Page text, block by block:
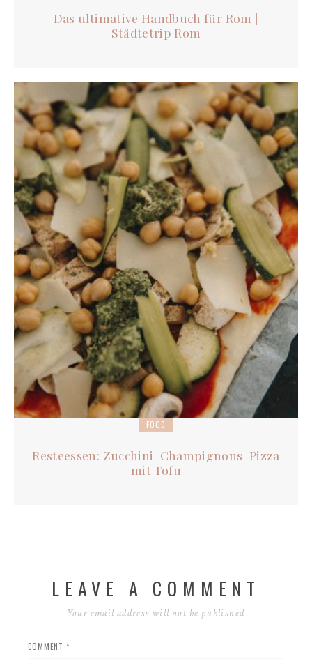
Das ultimative Handbuch für Rom |
Städtetrip Rom
FOOD
Resteessen: Zucchini-Champignons-Pizza
mit Tofu
LEAVE A COMMENT
Your email address will not be published
COMMENT *